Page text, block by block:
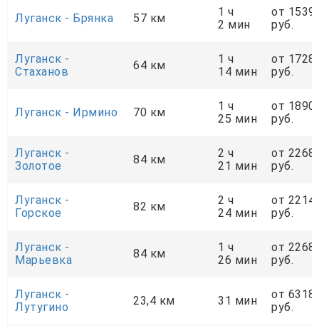
Луганск - Брянка 57 км
1 ч
2 мин
от 1539
руб.
Луганск -
Стаханов
64 км
1 ч
14 мин
от 1728
руб.
Луганск - Ирмино 70 км
1 ч
25 мин
от 1890
руб.
Луганск -
Золотое
84 км
2 ч
21 мин
от 2268
руб.
Луганск -
Горское
82 км
2 ч
24 мин
от 2214
руб.
Луганск -
Марьевка
84 км
1 ч
26 мин
от 2268
руб.
Луганск -
Лутугино
23,4 км 31 мин
от 6318
руб.